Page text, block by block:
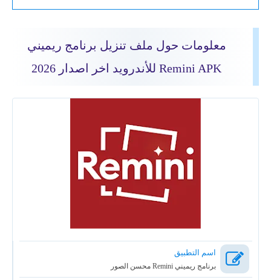
معلومات حول ملف تنزيل برنامج ريميني
Remini APK للأندرويد اخر اصدار 2026
اسم التطبيق
برنامج ريميني Remini محسن الصور